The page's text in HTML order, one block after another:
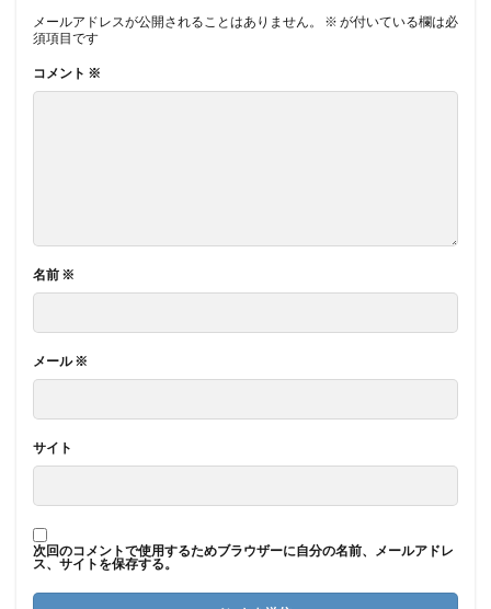
メールアドレスが公開されることはありません。 ※ が付いている欄は必
須項目です
コメント ※
名前 ※
メール※
サイト
次回のコメントで使用するためブラウザーに自分の名前、メールアドレ
ス、サイトを保存する。